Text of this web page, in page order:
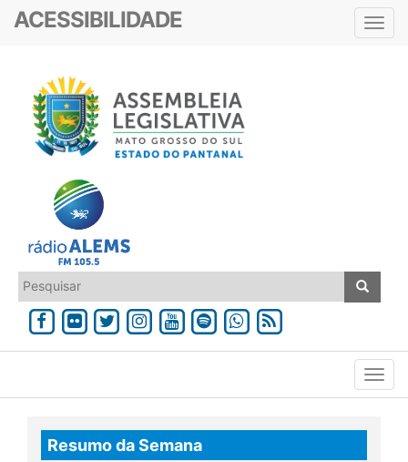
ACESSIBILIDADE
Resumo da Semana